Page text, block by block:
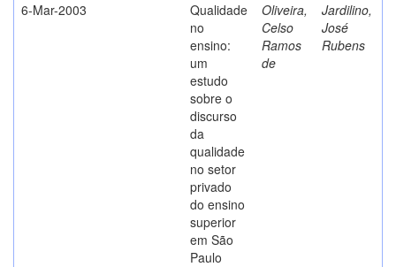
6-Mar-2003
Qualidade
no
ensino:
um
estudo
sobre o
discurso
da
qualidade
no setor
privado
do ensino
superior
em São
Paulo
Oliveira,
Celso
Ramos
de
Jardilino,
José
Rubens